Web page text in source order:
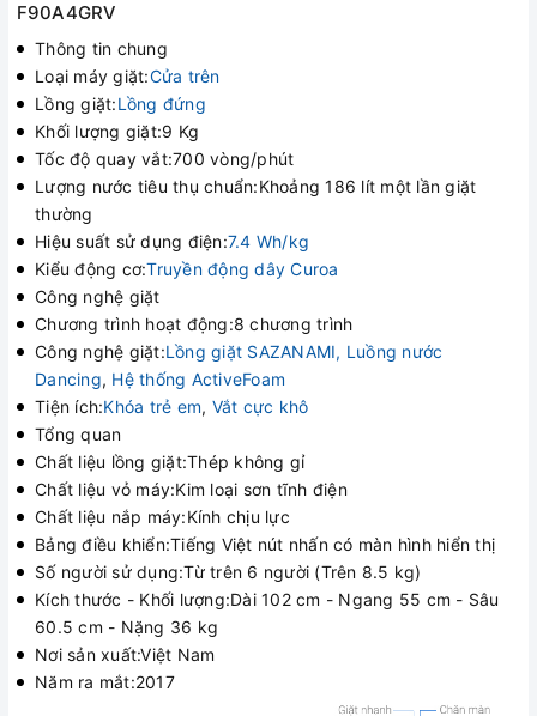
F90A4GRV
Thông tin chung
Loại máy giặt:Cửa trên
Lồng giặt:Lồng đứng
Khối lượng giặt:9 Kg
Tốc độ quay vắt:700 vòng/phút
Lượng nước tiêu thụ chuẩn:Khoảng 186 lít một lần giặt
thường
Hiệu suất sử dụng điện:7.4 Wh/kg
Kiểu động cơ:Truyền động dây Curoa
Công nghệ giặt
Chương trình hoạt động:8 chương trình
Công nghệ giặt:Lồng giặt SAZANAMI, Luồng nước
Dancing, Hệ thống ActiveFoam
Tiện ích:Khóa trẻ em, Vắt cực khô
Tổng quan
Chất liệu lồng giặt:Thép không gỉ
Chất liệu vỏ máy:Kim loại sơn tĩnh điện
Chất liệu nắp máy:Kính chịu lực
Bảng điều khiển:Tiếng Việt nút nhấn có màn hình hiển thị
Số người sử dụng:Từ trên 6 người (Trên 8.5 kg)
Kích thước - Khối lượng:Dài 102 cm - Ngang 55 cm - Sâu
60.5 cm - Nặng 36 kg
Nơi sản xuất:Việt Nam
Năm ra mắt:2017